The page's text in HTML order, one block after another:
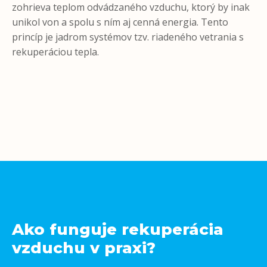
zohrieva teplom odvádzaného vzduchu, ktorý by inak
unikol von a spolu s ním aj cenná energia. Tento
princíp je jadrom systémov tzv. riadeného vetrania s
rekuperáciou tepla.
Ako funguje rekuperácia
vzduchu v praxi?